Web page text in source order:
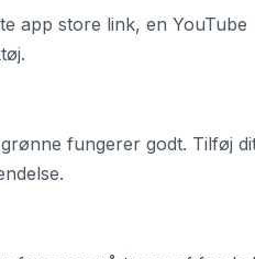
app store link, en YouTube
fungerer godt. Tilføj